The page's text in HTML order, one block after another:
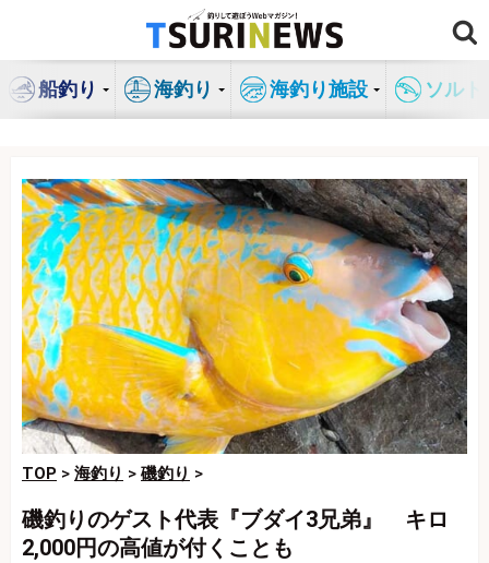
ン
船釣り 海釣り 海釣り施設 ソル
TOP > 海釣り > 磯釣り >
磯釣りのゲスト代表『ブダイ3兄弟』 キロ
2,000円の高値が付くことも